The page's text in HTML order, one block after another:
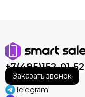
+7(495)152-01-52
Заказать звонок
Telegram